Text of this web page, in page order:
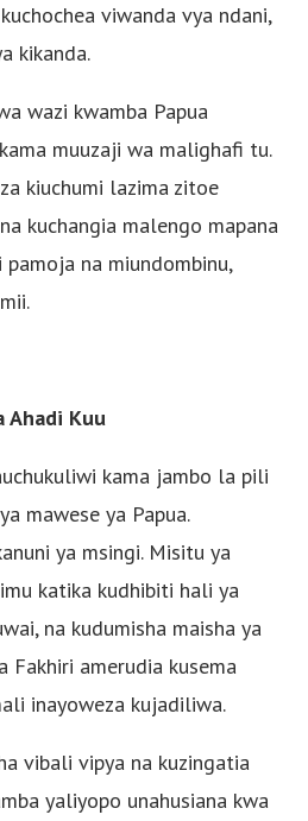
viwanda vya ndani,
kikanda.
wazi kwamba Papua
muuzaji wa malighafi tu.
kiuchumi lazima zitoe
kuchangia malengo mapana
na miundombinu,
Ahadi Kuu
kama jambo la pili
mawese ya Papua.
ya msingi. Misitu ya
katika kudhibiti hali ya
na kudumisha maisha ya
Fakhiri amerudia kusema
inayoweza kujadiliwa.
vibali vipya na kuzingatia
yaliyopo unahusiana kwa